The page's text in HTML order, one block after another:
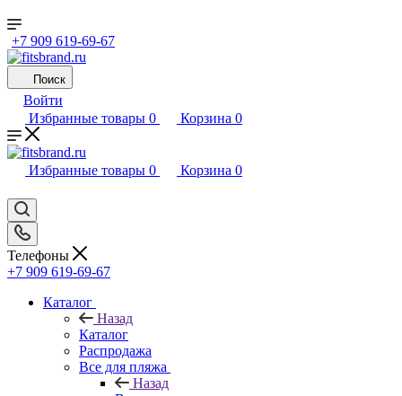
+7 909 619-69-67
Поиск
Войти
Избранные товары 0 Корзина 0
Избранные товары 0 Корзина 0
Телефоны
+7 909 619-69-67
Каталог
Назад
Каталог
Распродажа
Все для пляжа
Назад